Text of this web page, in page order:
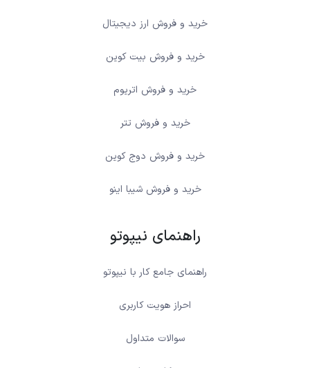
خرید و فروش ارز دیجیتال
خرید و فروش بیت کوین
خرید و فروش اتریوم
خرید و فروش تتر
خرید و فروش دوج کوین
خرید و فروش شیبا اینو
راهنمای نیپوتو
راهنمای جامع کار با نیپوتو
احراز هویت کاربری
سوالات متداول